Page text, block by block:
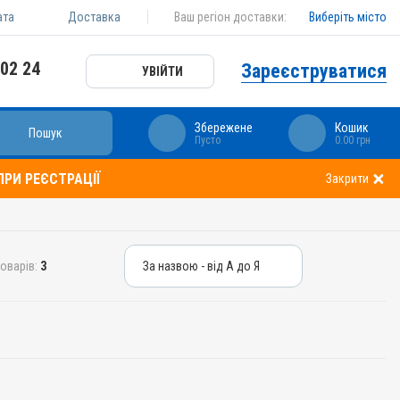
Доставка Ваш регіон доставки: Виберіть місто
24 УВІЙТИ Зареєструватися
Пошук Збережене
Пусто
Кошик
0.00 грн
РЕЄСТРАЦІЇ Закрити
3 За назвою - від А до Я